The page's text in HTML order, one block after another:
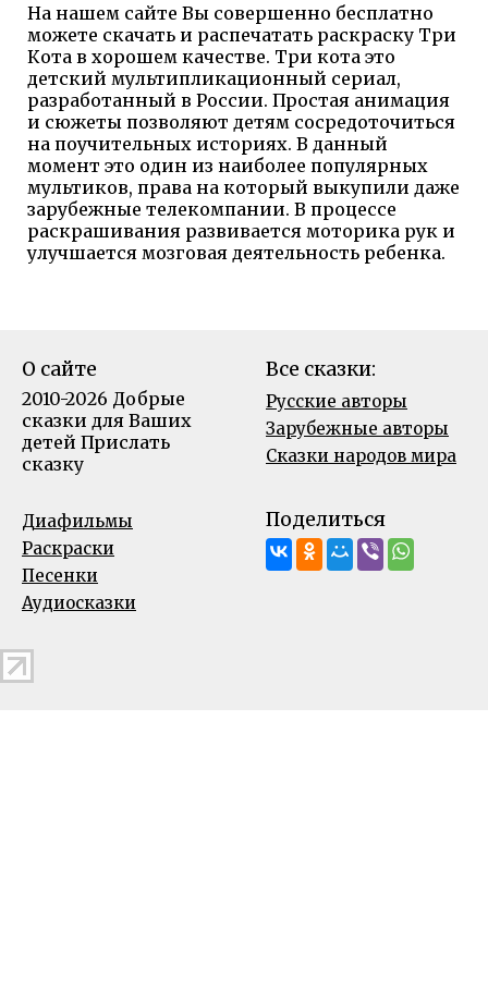
На нашем сайте Вы совершенно бесплатно
можете скачать и распечатать раскраску Три
Кота в хорошем качестве. Три кота это
детский мультипликационный сериал,
разработанный в России. Простая анимация
и сюжеты позволяют детям сосредоточиться
на поучительных историях. В данный
момент это один из наиболее популярных
мультиков, права на который выкупили даже
зарубежные телекомпании. В процессе
раскрашивания развивается моторика рук и
улучшается мозговая деятельность ребенка.
О сайте
2010-2026 Добрые
сказки для Ваших
детей Прислать
сказку
Все сказки:
Русские авторы
Зарубежные авторы
Сказки народов мира
Диафильмы
Раскраски
Песенки
Аудиосказки
Поделиться